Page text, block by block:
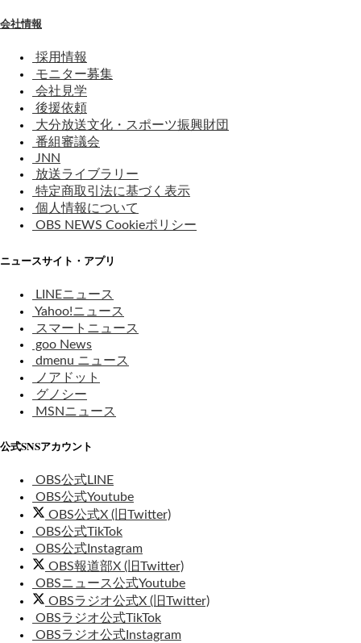
会社情報
採用情報
モニター募集
会社見学
後援依頼
大分放送文化・スポーツ振興財団
番組審議会
JNN
放送ライブラリー
特定商取引法に基づく表示
個人情報について
OBS NEWS Cookieポリシー
ニュースサイト・アプリ
LINEニュース
Yahoo!ニュース
スマートニュース
goo News
dmenu ニュース
ノアドット
グノシー
MSNニュース
公式SNSアカウント
OBS公式LINE
OBS公式Youtube
OBS公式X (旧Twitter)
OBS公式TikTok
OBS公式Instagram
OBS報道部X (旧Twitter)
OBSニュース公式Youtube
OBSラジオ公式X (旧Twitter)
OBSラジオ公式TikTok
OBSラジオ公式Instagram